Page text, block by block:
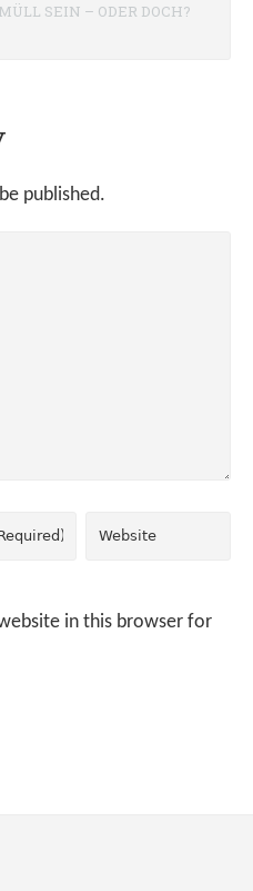
SEIN – ODER DOCH?
published.
in this browser for